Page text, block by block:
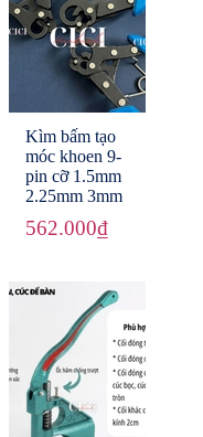
Kìm bấm tạo
móc khoen 9-
pin cỡ 1.5mm
2.25mm 3mm
562.000₫